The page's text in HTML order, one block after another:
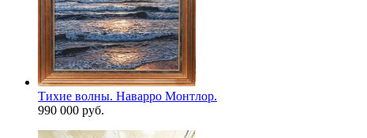
Тихие волны. Наварро Монтлор.
990 000 руб.